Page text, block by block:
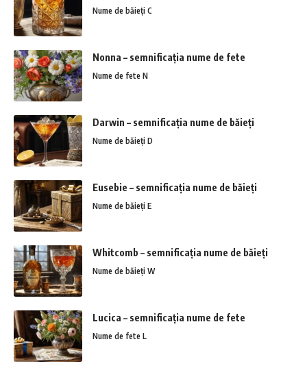
Nume de băieți C
Nonna – semnificația nume de fete
Nume de fete N
Darwin – semnificația nume de băieți
Nume de băieți D
Eusebie – semnificația nume de băieți
Nume de băieți E
Whitcomb – semnificația nume de băieți
Nume de băieți W
Lucica – semnificația nume de fete
Nume de fete L